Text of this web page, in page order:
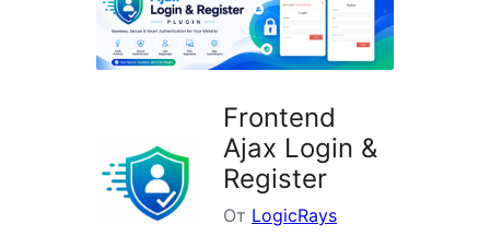
Frontend
Ajax Login &
Register
От LogicRays